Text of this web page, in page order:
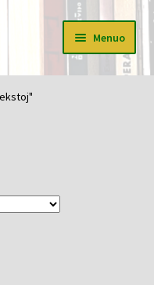
Menuo